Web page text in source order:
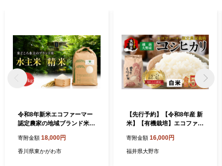
令和8年新米エコファーマー
認定農家の地域ブランド米
ヒカリ 香川県 香川 東かがわ
市
寄附金額 18,000円
香川県東かがわ市
【先行予約】【令和8年産 新
米】【有機栽培】エコファー
リ（白米）5kg 【2026年10
月より順次発送】
寄附金額 16,000円
福井県大野市